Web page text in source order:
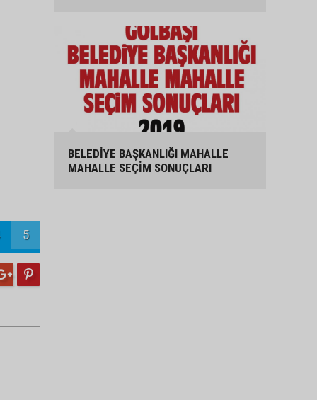
5
BELEDİYE BAŞKANLIĞI MAHALLE
MAHALLE SEÇİM SONUÇLARI